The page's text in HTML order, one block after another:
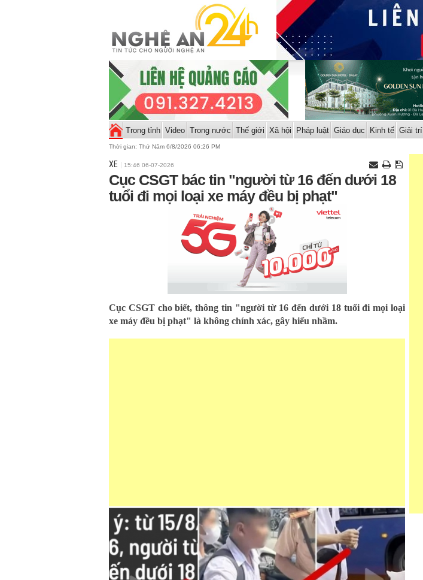
Trong tỉnh Video Trong nước Thế giới Xã hội Pháp luật Giáo dục Kinh tế Giải trí
Thời gian: Thứ Năm 6/8/2026 06:26 PM
XE 15:46 06-07-2026
Cục CSGT bác tin "người từ 16 đến dưới 18
tuổi đi mọi loại xe máy đều bị phạt"
Cục CSGT cho biết, thông tin "người từ 16 đến dưới 18 tuổi đi mọi loại
xe máy đều bị phạt" là không chính xác, gây hiểu nhầm.